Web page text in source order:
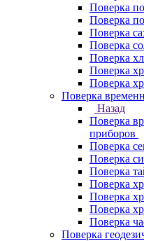
Поверка
Поверка
Поверка
Поверка
Поверка
Поверка
Поверка
Поверка
Назад
Поверка
приборов
Поверка
Поверка
Поверка
Поверка
Поверка
Поверка
Поверка
Поверка